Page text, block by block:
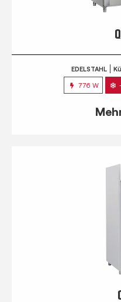
EDELSTAHL
776 W